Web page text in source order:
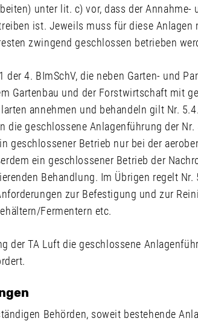
unter lit. c) vor, dass der Annahme-
ist. Jeweils muss für diese Anlagen
zwingend geschlossen betrieben
4. BImSchV, die neben Garten- und
Gartenbau und der Forstwirtschaft mit
annehmen und behandeln gilt Nr.
die geschlossene Anlagenführung der Nr.
geschlossener Betrieb nur bei der
ein geschlossener Betrieb der
Behandlung. Im Übrigen regelt Nr.
zur Befestigung und zur
Fermentern etc.
der TA Luft die geschlossene
Behörden, soweit bestehende